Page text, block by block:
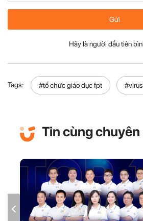
Gửi
Hãy là người đầu tiên
Tags: #tổ chức giáo dục fpt
Tin cùng